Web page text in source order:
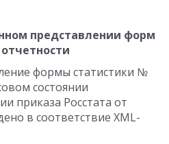
представлении форм
формы статистики №
состоянии
приказа Росстата от
в соответствие XML-